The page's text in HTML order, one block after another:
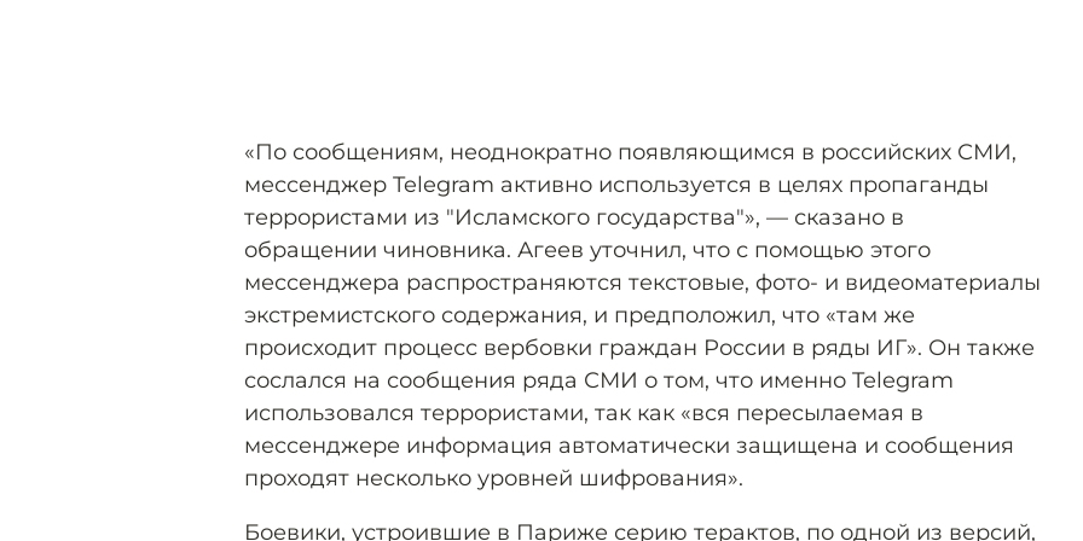
«По сообщениям, неоднократно появляющимся в российских СМИ,
мессенджер Telegram активно используется в целях пропаганды
террористами из "Исламского государства"», — сказано в
обращении чиновника. Агеев уточнил, что с помощью этого
мессенджера распространяются текстовые, фото- и видеоматериалы
экстремистского содержания, и предположил, что «там же
происходит процесс вербовки граждан России в ряды ИГ». Он также
сослался на сообщения ряда СМИ о том, что именно Telegram
использовался террористами, так как «вся пересылаемая в
мессенджере информация автоматически защищена и сообщения
проходят несколько уровней шифрования».
Боевики, устроившие в Париже серию терактов, по одной из версий,